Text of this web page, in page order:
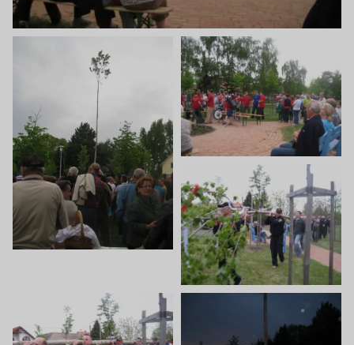
Villa Igku Kft.
Közérdekű adatok
Pályázatok
Dokumentumok